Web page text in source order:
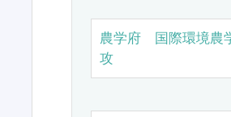
農学府 国際環境農
攻